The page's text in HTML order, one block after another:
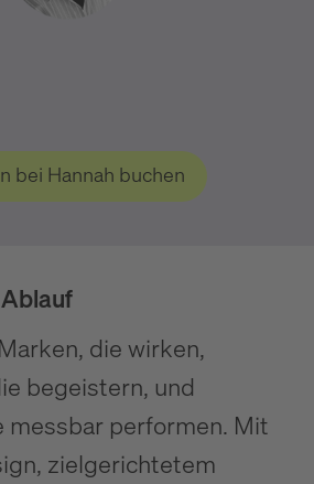
bei Hannah buchen
die wirken,
begeistern, und
messbar performen. Mit
zielgerichtetem